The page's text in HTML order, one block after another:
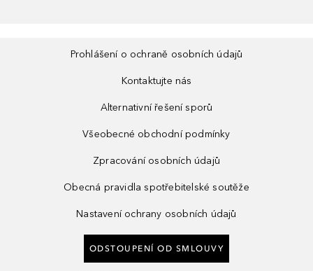
Prohlášení o ochraně osobních údajů
Kontaktujte nás
Alternativní řešení sporů
Všeobecné obchodní podmínky
Zpracování osobních údajů
Obecná pravidla spotřebitelské soutěže
Nastavení ochrany osobních údajů
ODSTOUPENÍ OD SMLOUVY